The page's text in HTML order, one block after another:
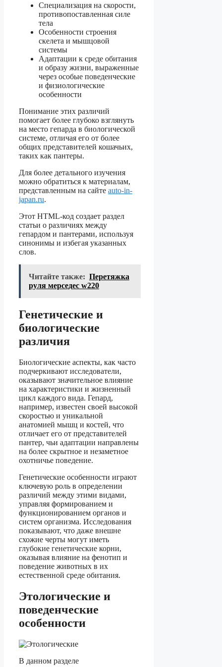
Специализация на скорости,
противопоставленная силе
тела
Особенности строения
скелета и мышцовой
системы
Адаптации к среде обитания
и образу жизни, выраженные
через особые поведенческие
и физиологические
особенности
Понимание этих различий
помогает более глубоко взглянуть
на место гепарда в биологической
системе, отличая его от более
общих представителей кошачьих,
таких как пантеры.
Для более детального изучения
можно обратиться к материалам,
представленным на сайте auto-in-
japan.ru.
Этот HTML-код создает раздел
статьи о различиях между
гепардом и пантерами, используя
синонимы и избегая указанных
слов.
Читайте также: Перетяжка
руля мерседес w220
Генетические и
биологические
различия
Биологические аспекты, как часто
подчеркивают исследователи,
оказывают значительное влияние
на характеристики и жизненный
цикл каждого вида. Гепард,
например, известен своей высокой
скоростью и уникальной
анатомией мышц и костей, что
отличает его от представителей
пантер, чьи адаптации направлены
на более скрытное и незаметное
охотничье поведение.
Генетические особенности играют
ключевую роль в определении
различий между этими видами,
управляя формированием и
функционированием органов и
систем организма. Исследования
показывают, что даже внешне
схожие черты могут иметь
глубокие генетические корни,
оказывая влияние на фенотип и
поведение животных в их
естественной среде обитания.
Этологические и
поведенческие
особенности
В данном разделе